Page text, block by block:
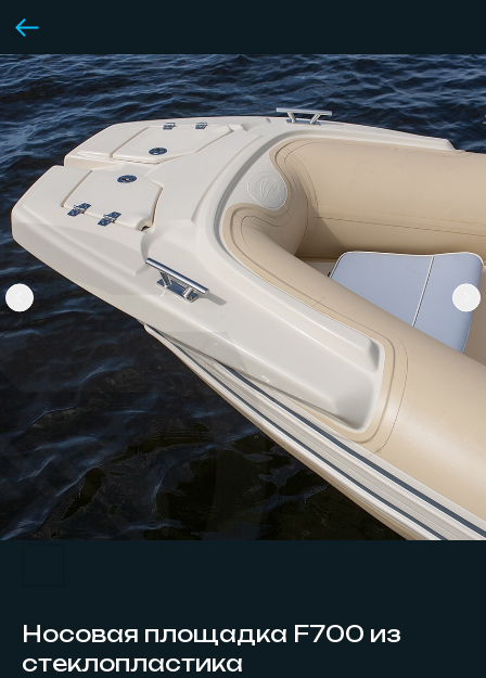
Носовая площадка F700 из
стеклопластика